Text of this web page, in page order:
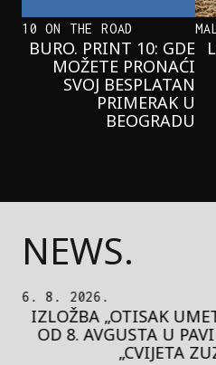
10 ON THE ROAD
BURO. PRINT 10: GDE
MOŽETE PRONAĆI
SVOJ BESPLATAN
PRIMERAK U
BEOGRADU
NEWS.
6. 8. 2026.
IZLOŽBA „OTISAK
OD 8. AVGUSTA U
„CVIJETA